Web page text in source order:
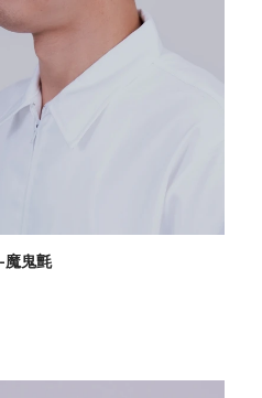
鬼氈